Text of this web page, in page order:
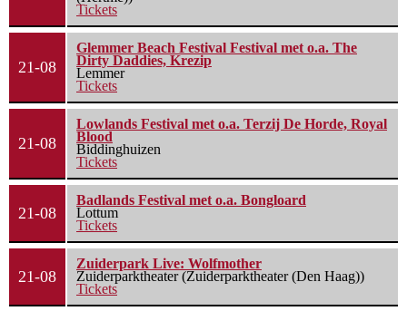
Tickets
21-08
Glemmer Beach Festival Festival met o.a. The
Dirty Daddies, Krezip
Lemmer
Tickets
21-08
Lowlands Festival met o.a. Terzij De Horde, Royal
Blood
Biddinghuizen
Tickets
21-08
Badlands Festival met o.a. Bongloard
Lottum
Tickets
21-08
Zuiderpark Live: Wolfmother
Zuiderparktheater (Zuiderparktheater (Den Haag))
Tickets